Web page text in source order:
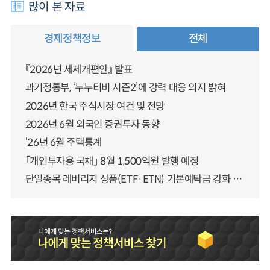
많이 본 자료
경제정책정보 전체
『2026년 세제개편안』 발표
과기정통부, ‘누누티비 시즌2’에 강력 대응 의지 밝혀
2026년 한국 주식시장 여건 및 전망
2026년 6월 외국인 증권투자 동향
‘26년 6월 주택통계
「개인투자용 국채」 8월 1,500억원 발행 예정
단일종목 레버리지 상품(ETF·ETN) 기본예탁금 강화 조기시행 방안 안내